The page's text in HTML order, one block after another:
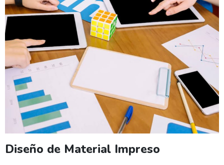
Diseño de Material Impreso